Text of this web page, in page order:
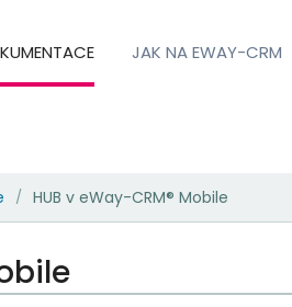
JAK NA EWAY-CRM
/ HUB v eWay-CRM® Mobile